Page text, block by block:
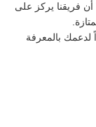
أن فريقنا يركز على
لدعمك بالمعرفة